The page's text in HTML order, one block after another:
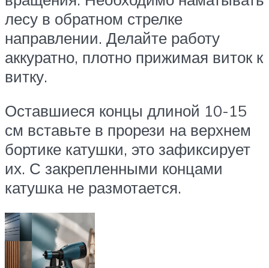
лесу в обратном стрелке
направлении. Делайте работу
аккуратно, плотно прижимая виток к
витку.
Оставшиеся концы длиной 10-15
см вставьте в прорези на верхнем
бортике катушки, это зафиксирует
их. С закрепленными концами
катушка не размотается.